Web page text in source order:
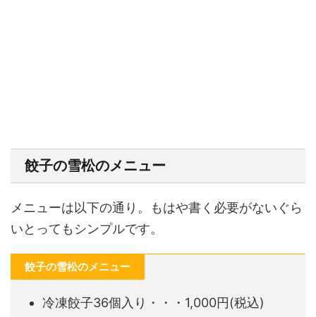
餃子の雪松のメニュー
メニューは以下の通り。もはや書く必要がないぐら
いとってもシンプルです。
餃子の雪松のメニュー
冷凍餃子36個入り・・・1,000円(税込)